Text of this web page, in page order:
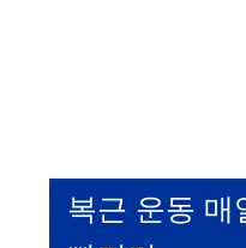
복근 운동 매